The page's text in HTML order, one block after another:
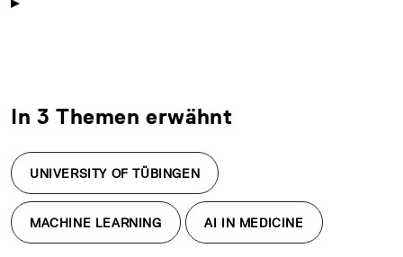
In 3 Themen erwähnt
UNIVERSITY OF TÜBINGEN
MACHINE LEARNING AI IN MEDICINE